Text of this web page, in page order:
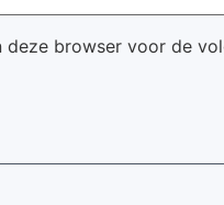
deze browser voor de